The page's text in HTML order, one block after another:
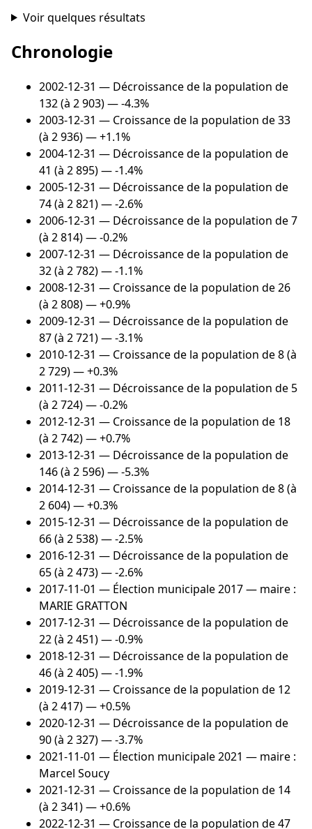
Voir quelques résultats
Chronologie
2002-12-31 — Décroissance de la population de
132 (à 2 903) — -4.3%
2003-12-31 — Croissance de la population de 33
(à 2 936) — +1.1%
2004-12-31 — Décroissance de la population de
41 (à 2 895) — -1.4%
2005-12-31 — Décroissance de la population de
74 (à 2 821) — -2.6%
2006-12-31 — Décroissance de la population de 7
(à 2 814) — -0.2%
2007-12-31 — Décroissance de la population de
32 (à 2 782) — -1.1%
2008-12-31 — Croissance de la population de 26
(à 2 808) — +0.9%
2009-12-31 — Décroissance de la population de
87 (à 2 721) — -3.1%
2010-12-31 — Croissance de la population de 8 (à
2 729) — +0.3%
2011-12-31 — Décroissance de la population de 5
(à 2 724) — -0.2%
2012-12-31 — Croissance de la population de 18
(à 2 742) — +0.7%
2013-12-31 — Décroissance de la population de
146 (à 2 596) — -5.3%
2014-12-31 — Croissance de la population de 8 (à
2 604) — +0.3%
2015-12-31 — Décroissance de la population de
66 (à 2 538) — -2.5%
2016-12-31 — Décroissance de la population de
65 (à 2 473) — -2.6%
2017-11-01 — Élection municipale 2017 — maire :
MARIE GRATTON
2017-12-31 — Décroissance de la population de
22 (à 2 451) — -0.9%
2018-12-31 — Décroissance de la population de
46 (à 2 405) — -1.9%
2019-12-31 — Croissance de la population de 12
(à 2 417) — +0.5%
2020-12-31 — Décroissance de la population de
90 (à 2 327) — -3.7%
2021-11-01 — Élection municipale 2021 — maire :
Marcel Soucy
2021-12-31 — Croissance de la population de 14
(à 2 341) — +0.6%
2022-12-31 — Croissance de la population de 47